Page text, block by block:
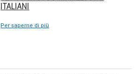
ITALIANI
Per saperne di più